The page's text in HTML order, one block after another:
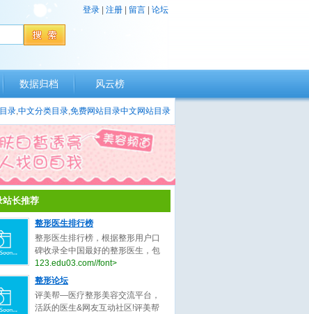
登录 注册 留言 论坛
数据归档 风云榜
录,中文分类目录,免费网站目录中文网站目录
站长推荐
整形医生排行榜
整形医生排行榜，根据整形用户口
碑收录全中国最好的整形医生，包
括不限于整形外科医生、微整形医
生、鼻子整形医生、眼睛整形医
生。
123.edu03.com//font>
整形论坛
评美帮—医疗整形美容交流平台，
活跃的医生&网友互动社区!评美帮